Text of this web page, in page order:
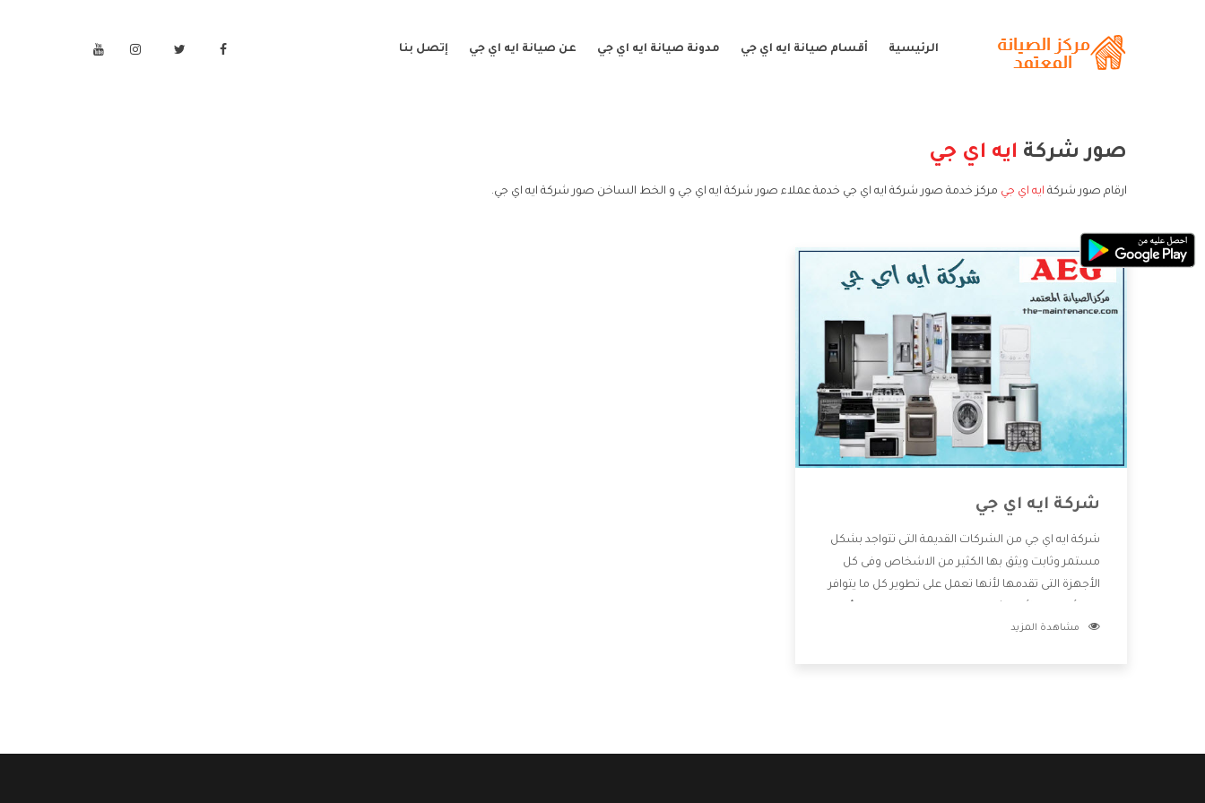
الرئيسية أقسام صيانة ايه اي جي مدونة صيانة ايه اي جي عن صيانة ايه اي جي إتصل بنا
صور شركة ايه اي جي
ارقام صور شركة ايه اي جي مركز خدمة صور شركة ايه اي جي خدمة عملاء صور شركة ايه اي جي و الخط الساخن صور شركة ايه اي جي.
شركة ايه اي جي
شركة ايه اي جي من الشركات القديمة التى تتواجد بشكل
مستمر وثابت ويثق بها الكثير من الاشخاص وفى كل
الأجهزة التى تقدمها لأنها تعمل على تطوير كل ما يتوافر
خدمات ما بعد البيع مع المنتجات وتقدم للعملاء أقوى
مشاهدة المزيد